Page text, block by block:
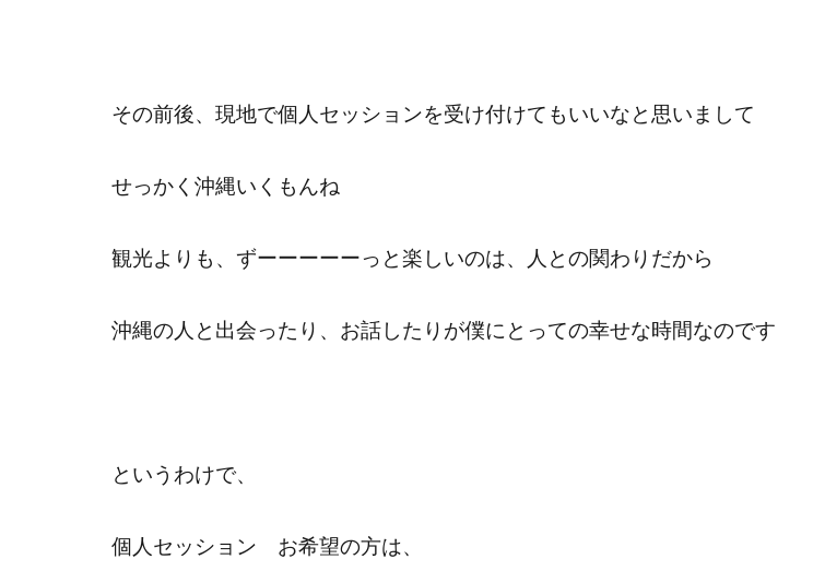
その前後、現地で個人セッションを受け付けてもいいなと思いまして
せっかく沖縄いくもんね
観光よりも、ずーーーーーっと楽しいのは、人との関わりだから
沖縄の人と出会ったり、お話したりが僕にとっての幸せな時間なのです
というわけで、
個人セッション お希望の方は、